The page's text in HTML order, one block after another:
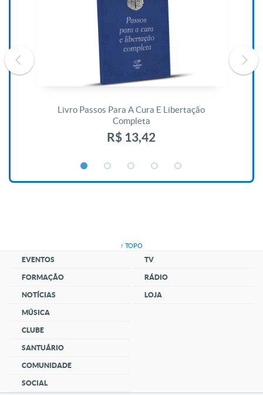
Livro Passos Para A Cura E Libertação
Completa
R$ 13,42
↑ TOPO
EVENTOS
FORMAÇÃO
NOTÍCIAS
MÚSICA
CLUBE
SANTUÁRIO
COMUNIDADE
SOCIAL
TV
RÁDIO
LOJA